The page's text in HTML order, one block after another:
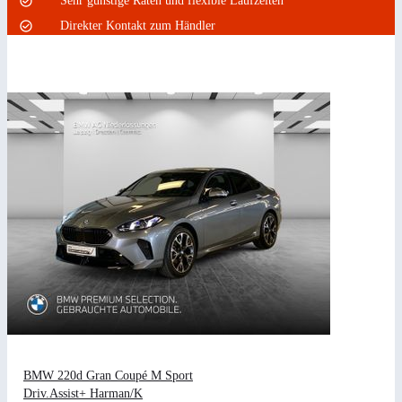
Direkter Kontakt zum Händler
BMW 220d Gran Coupé M Sport
Driv.Assist+ Harman/K